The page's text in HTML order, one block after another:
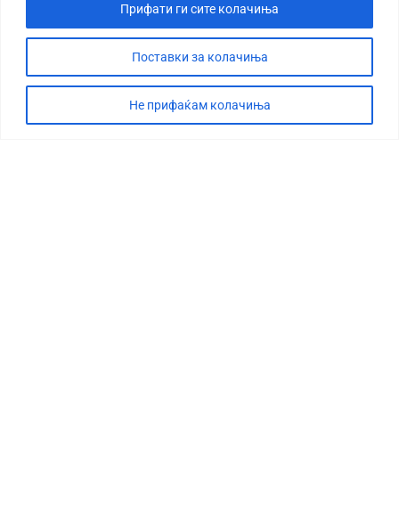
Поставки за колачиња
Не прифаќам колачиња
Прифати ги сите колачиња